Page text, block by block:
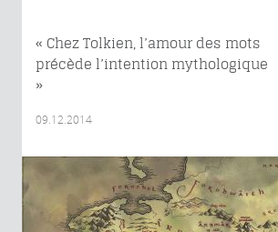
« Chez Tolkien, l’amour des mots
précède l’intention mythologique
»
09.12.2014